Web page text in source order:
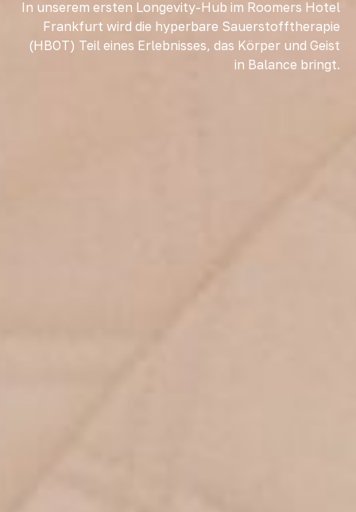
In unserem ersten Longevity-Hub im Roomers Hotel
Frankfurt wird die hyperbare Sauerstofftherapie
(HBOT) Teil eines Erlebnisses, das Körper und Geist
in Balance bringt.